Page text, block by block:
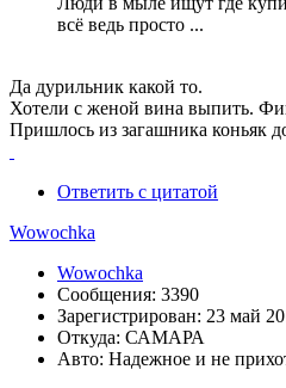
всё ведь просто ...
Да дурильник какой то.
Хотели с женой вина выпить.
Пришлось из загашника коньяк
Ответить с цитатой
Wowochka
Wowochka
Сообщения: 3390
Зарегистрирован: 23 май
Откуда: САМАРА
Авто: Надежное и не